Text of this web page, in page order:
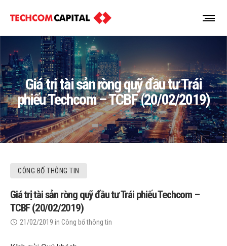
Giá trị tài sản ròng quỹ đầu tư Trái
phiếu Techcom – TCBF (20/02/2019)
CÔNG BỐ THÔNG TIN
Giá trị tài sản ròng quỹ đầu tư Trái phiếu Techcom –
TCBF (20/02/2019)
21/02/2019 in Công bố thông tin